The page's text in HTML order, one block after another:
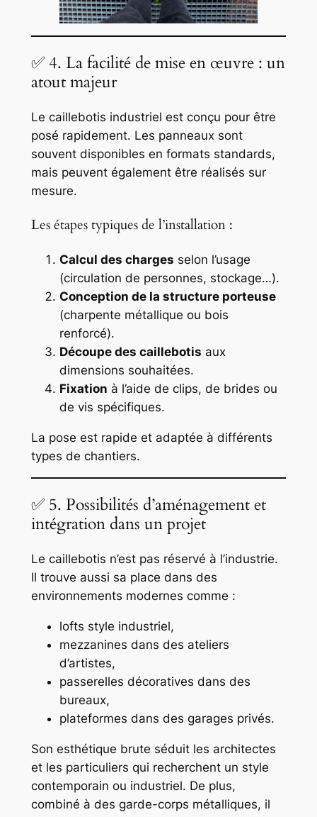
✅ 4. La facilité de mise en œuvre : un
atout majeur
Le caillebotis industriel est conçu pour être
posé rapidement. Les panneaux sont
souvent disponibles en formats standards,
mais peuvent également être réalisés sur
mesure.
Les étapes typiques de l’installation :
Calcul des charges selon l’usage
(circulation de personnes, stockage…).
Conception de la structure porteuse
(charpente métallique ou bois
renforcé).
Découpe des caillebotis aux
dimensions souhaitées.
Fixation à l’aide de clips, de brides ou
de vis spécifiques.
La pose est rapide et adaptée à différents
types de chantiers.
✅ 5. Possibilités d’aménagement et
intégration dans un projet
Le caillebotis n’est pas réservé à l’industrie.
Il trouve aussi sa place dans des
environnements modernes comme :
lofts style industriel,
mezzanines dans des ateliers
d’artistes,
passerelles décoratives dans des
bureaux,
plateformes dans des garages privés.
Son esthétique brute séduit les architectes
et les particuliers qui recherchent un style
contemporain ou industriel. De plus,
combiné à des garde-corps métalliques, il